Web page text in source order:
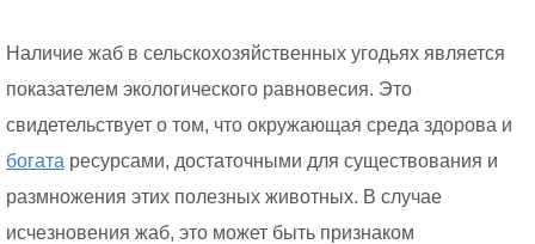
Наличие жаб в сельскохозяйственных угодьях является
показателем экологического равновесия. Это
свидетельствует о том, что окружающая среда здорова и
богата ресурсами, достаточными для существования и
размножения этих полезных животных. В случае
исчезновения жаб, это может быть признаком